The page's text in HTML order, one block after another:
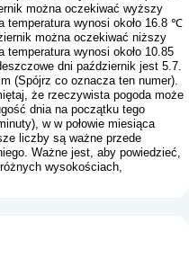
można oczekiwać wyższy
temperatura wynosi około 16.8 ℃
można oczekiwać niższy
temperatura wynosi około 10.85
dni październik jest 5.7.
(Spójrz co oznacza ten numer).
że rzeczywista pogoda może
dnia na początku tego
w w połowie miesiąca
liczby są ważne przede
Ważne jest, aby powiedzieć,
wysokościach,